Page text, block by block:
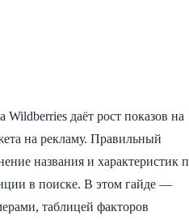
даёт рост показов на
на рекламу. Правильный
названия и характеристик
в поиске. В этом гайде —
таблицей факторов